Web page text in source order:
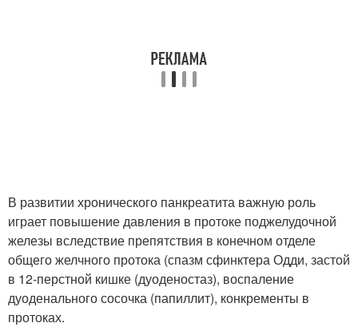
В развитии хронического панкреатита важную роль
играет повышение давления в протоке поджелудочной
железы вследствие препятствия в конечном отделе
общего желчного протока (спазм сфинктера Одди, застой
в 12-перстной кишке (дуоденостаз), воспаление
дуоденального сосочка (папиллит), конкременты в
протоках.